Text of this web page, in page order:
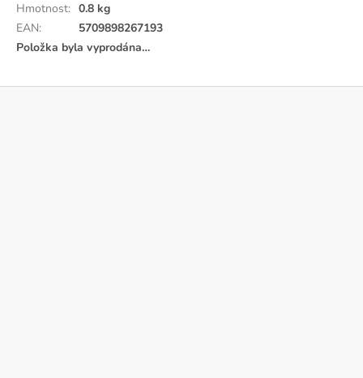
Hmotnost: 0.8 kg
EAN:
5709898267193
Položka byla vyprodána…
Z